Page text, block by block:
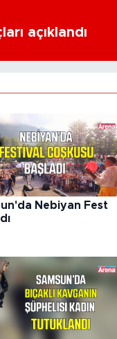
açıklandı
Nebiyan Fest